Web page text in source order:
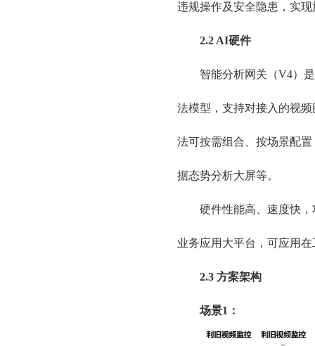
违规操作及安全隐患，实
2.2 AI硬件
智能分析网关（V4）
法模型，支持对接入的视
法可按需组合、按场景配
据态势分析大屏等。
硬件性能高、速度快
业务应用大平台，可应用
2.3 方案架构
场景1：